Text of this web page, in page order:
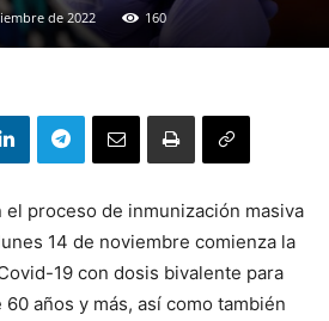
de 2022 160
proceso de inmunización masiva
14 de noviembre comienza la
19 con dosis bivalente para
años y más, así como también